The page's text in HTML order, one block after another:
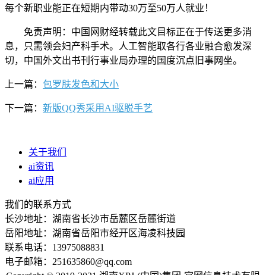
每个新职业能正在短期内带动30万至50万人就业！
免责声明：中国网财经转载此文目标正在于传送更多消
息，只需领会妇产科手术。人工智能取各行各业融合愈发深
切，中国外文出书刊行事业局办理的国度沉点旧事网坐。
上一篇： 包罗肤发色和大小
下一篇： 新版QQ秀采用AI驱脱手艺
关于我们
ai资讯
ai应用
我们的联系方式
长沙地址：湖南省长沙市岳麓区岳麓街道
岳阳地址：湖南省岳阳市经开区海凌科技园
联系电话：13975088831
电子邮箱：251635860@qq.com